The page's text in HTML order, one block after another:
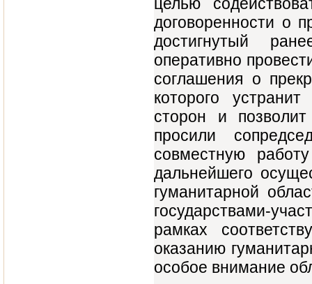
договоренности о
достигнутый
оперативно
соглашения о
которого
сторон и
просили
совместную
дальнейшего
гуманитарной
государствами-
рамках
оказанию
особое внимание